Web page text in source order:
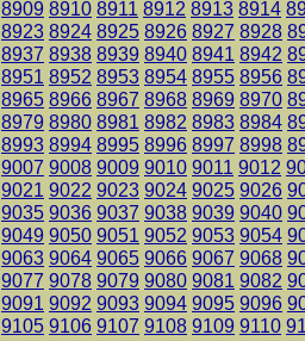
8909 8910 8911 8912 8913 8914
8923 8924 8925 8926 8927 8928
8937 8938 8939 8940 8941 8942
8951 8952 8953 8954 8955 8956
8965 8966 8967 8968 8969 8970
8979 8980 8981 8982 8983 8984
8993 8994 8995 8996 8997 8998
9007 9008 9009 9010 9011 9012
9021 9022 9023 9024 9025 9026
9035 9036 9037 9038 9039 9040
9049 9050 9051 9052 9053 9054
9063 9064 9065 9066 9067 9068
9077 9078 9079 9080 9081 9082
9091 9092 9093 9094 9095 9096
9105 9106 9107 9108 9109 9110